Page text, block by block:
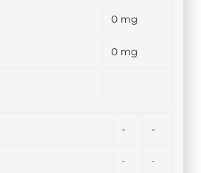
0 mg
0 mg
- -
- -